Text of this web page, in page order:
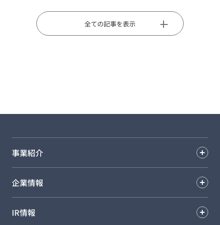
全ての記事を表示
事業紹介
企業情報
IR情報